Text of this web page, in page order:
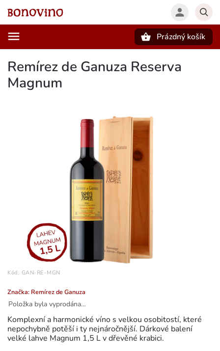
Prázdný košík
Remírez de Ganuza Reserva
Magnum
Kód: GAN-RE-MGN
Značka: Remírez de Ganuza
Položka byla vyprodána…
Komplexní a harmonické víno s velkou osobitostí, které
nepochybně potěší i ty nejnáročnější. Dárkové balení
velké lahve Magnum 1,5 L v dřevěné krabici.